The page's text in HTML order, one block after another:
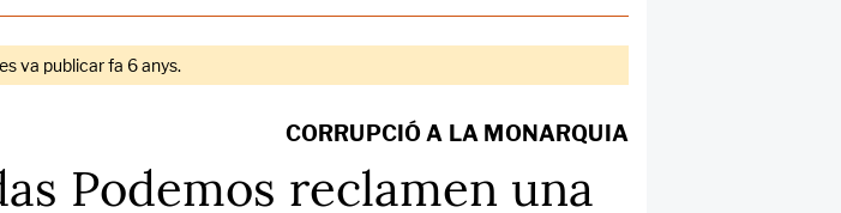
va publicar fa 6 anys.
CORRUPCIÓ A LA MONARQUIA
Podemos reclamen una